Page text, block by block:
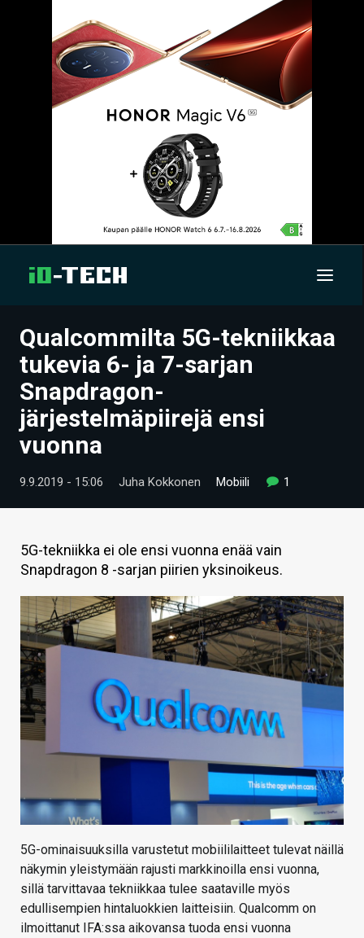
UUTISET
ARTIKKELIT
VIDEOT
TECHBBS
TIETOA
KAUPPA
HAKU
Qualcommilta 5G-tekniikkaa
tukevia 6- ja 7-sarjan
Snapdragon-
järjestelmäpiirejä ensi
vuonna
9.9.2019 - 15:06 Juha Kokkonen Mobiili 1
5G-tekniikka ei ole ensi vuonna enää vain
Snapdragon 8 -sarjan piirien yksinoikeus.
5G-ominaisuuksilla varustetut mobiililaitteet tulevat näillä
näkymin yleistymään rajusti markkinoilla ensi vuonna,
sillä tarvittavaa tekniikkaa tulee saataville myös
edullisempien hintaluokkien laitteisiin. Qualcomm on
ilmoittanut IFA:ssa aikovansa tuoda ensi vuonna